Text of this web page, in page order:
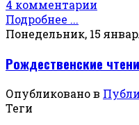
4 комментарии
Подробнее ...
Понедельник, 15
Рождественские
Опубликовано в
Теги